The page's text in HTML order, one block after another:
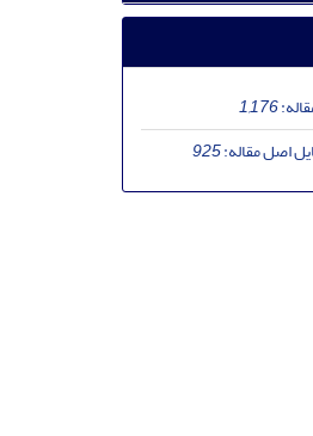
1,176
اصل مقاله:925